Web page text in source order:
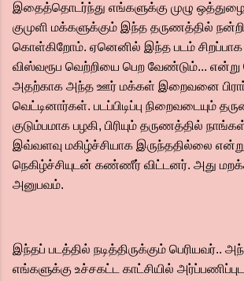
இதைத்தொடர்ந்து எங்களுக்கு முழு
குமுளி மக்களுக்கும் இந்த தருணத்தில்
கொள்கிறோம். ஏனெனில் இந்த படம்
விஸ்வரூப வெற்றியை பெற வேண்டும்...
அதற்காக அந்த ஊர் மக்கள் இறைவனை
வெட்டினார்கள். படப்பிடிப்பு நிறைவடையும்
குடும்பமாக பழகி, பிரியும் தருணத்தில்
இவ்வளவு மகிழ்ச்சியாக இருந்ததில்லை
நெகிழ்ச்சியுடன் கண்ணீர் விட்டனர். அது
அனுபவம்.
இந்தப் படத்தில் நடித்திருக்கும் பெரியவர்..
எங்களுக்கு உச்சகட்ட காட்சியில்